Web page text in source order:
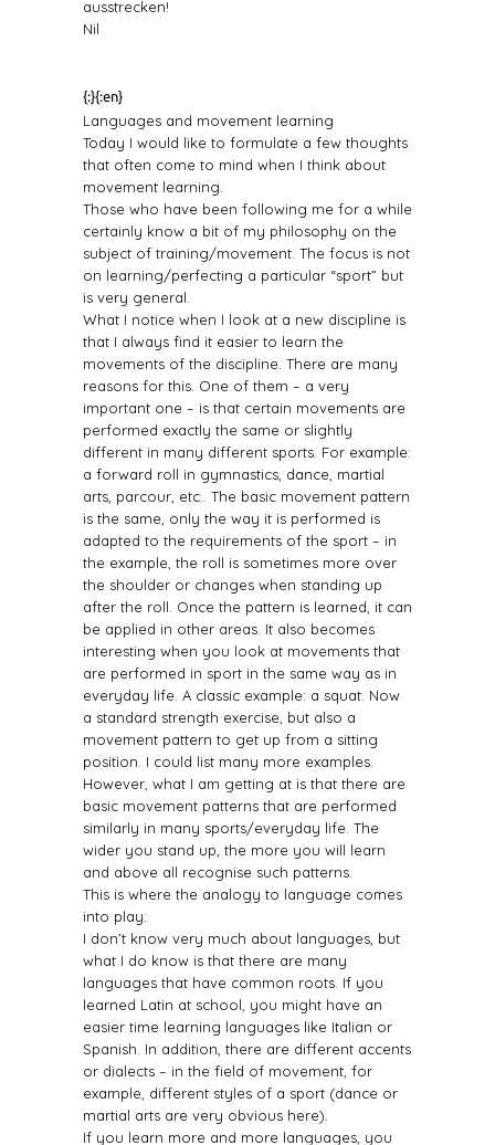
ausstrecken!
Nil
{:}{:en}
Languages and movement learning
Today I would like to formulate a few thoughts
that often come to mind when I think about
movement learning.
Those who have been following me for a while
certainly know a bit of my philosophy on the
subject of training/movement. The focus is not
on learning/perfecting a particular “sport” but
is very general.
What I notice when I look at a new discipline is
that I always find it easier to learn the
movements of the discipline. There are many
reasons for this. One of them – a very
important one – is that certain movements are
performed exactly the same or slightly
different in many different sports. For example:
a forward roll in gymnastics, dance, martial
arts, parcour, etc.. The basic movement pattern
is the same, only the way it is performed is
adapted to the requirements of the sport – in
the example, the roll is sometimes more over
the shoulder or changes when standing up
after the roll. Once the pattern is learned, it can
be applied in other areas. It also becomes
interesting when you look at movements that
are performed in sport in the same way as in
everyday life. A classic example: a squat. Now
a standard strength exercise, but also a
movement pattern to get up from a sitting
position. I could list many more examples.
However, what I am getting at is that there are
basic movement patterns that are performed
similarly in many sports/everyday life. The
wider you stand up, the more you will learn
and above all recognise such patterns.
This is where the analogy to language comes
into play:
I don’t know very much about languages, but
what I do know is that there are many
languages that have common roots. If you
learned Latin at school, you might have an
easier time learning languages like Italian or
Spanish. In addition, there are different accents
or dialects – in the field of movement, for
example, different styles of a sport (dance or
martial arts are very obvious here).
If you learn more and more languages, you